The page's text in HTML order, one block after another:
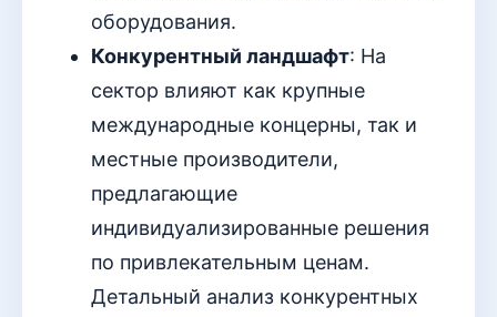
оборудования.
Конкурентный ландшафт: На
сектор влияют как крупные
международные концерны, так и
местные производители,
предлагающие
индивидуализированные решения
по привлекательным ценам.
Детальный анализ конкурентных